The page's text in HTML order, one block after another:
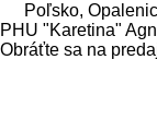
Poľsko,
PHU "Karetina"
Obráťte sa na